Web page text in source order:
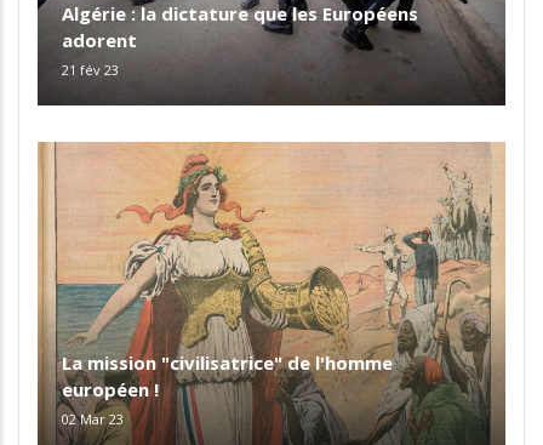
Algérie : la dictature que les Européens
adorent
21 fév 23
La mission "civilisatrice" de l'homme
européen !
02 Mar 23